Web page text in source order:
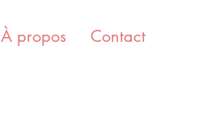
À propos Contact